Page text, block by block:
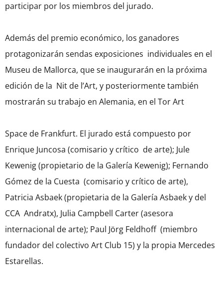
participar por los miembros del jurado.
Además del premio económico, los ganadores
protagonizarán sendas exposiciones individuales en el
Museu de Mallorca, que se inaugurarán en la próxima
edición de la Nit de l’Art, y posteriormente también
mostrarán su trabajo en Alemania, en el Tor Art
Space de Frankfurt. El jurado está compuesto por
Enrique Juncosa (comisario y crítico de arte); Jule
Kewenig (propietario de la Galería Kewenig); Fernando
Gómez de la Cuesta (comisario y crítico de arte),
Patricia Asbaek (propietaria de la Galería Asbaek y del
CCA Andratx), Julia Campbell Carter (asesora
internacional de arte); Paul Jörg Feldhoff (miembro
fundador del colectivo Art Club 15) y la propia Mercedes
Estarellas.